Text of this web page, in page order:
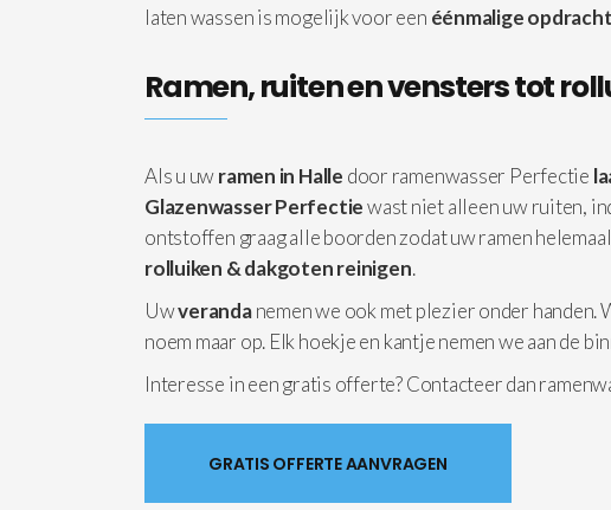
laten wassen is mogelijk voor een éénmalige opdracht
Ramen, ruiten en vensters tot
Als u uwramen in Halle door ramenwasser Perfectie
Glazenwasser Perfectiewast niet alleen uw ruiten,
ontstoffen graag alle boorden zodat uw ramen
rolluiken & dakgoten reinigen.
Uwverandanemen we ook met plezier onder handen.
noem maar op. Elk hoekje en kantje nemen we aan de
Interesse in een gratis offerte? Contacteer dan
GRATIS OFFERTE AANVRAGEN